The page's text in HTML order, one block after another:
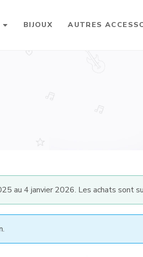
BIJOUX AUTRES
au 4 janvier 2026. Les achats sont